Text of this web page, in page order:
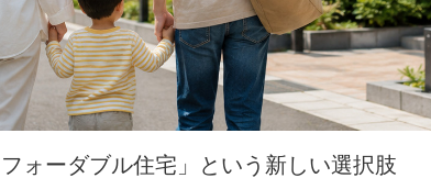
ォーダブル住宅」という新しい選択肢